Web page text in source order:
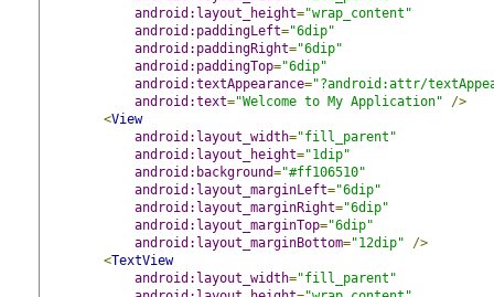
android:layout_height="wrap_content"
android:paddingLeft="6dip"
android:paddingRight="6dip"
android:paddingTop="6dip"
android:textAppearance="?android:attr/
android:text="Welcome to My Application"
/>
<View
android:layout_width="fill_parent"
android:layout_height="1dip"
android:background="#ff106510"
android:layout_marginLeft="6dip"
android:layout_marginRight="6dip"
android:layout_marginTop="6dip"
android:layout_marginBottom="12dip"
/>
<TextView
android:layout_width="fill_parent"